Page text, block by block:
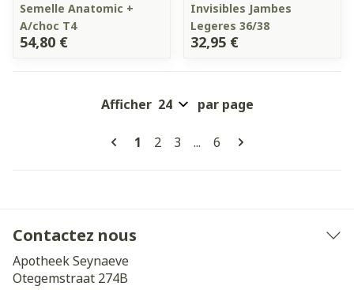
Semelle Anatomic +
A/choc T4
54,80 €
Invisibles Jambes
Legeres 36/38
32,95 €
Pages
Vous lisez actuellement la page
1 Page
2 Page
3 ... Page
6
Afficher par page
Contactez nous
Apotheek Seynaeve
Otegemstraat 274B